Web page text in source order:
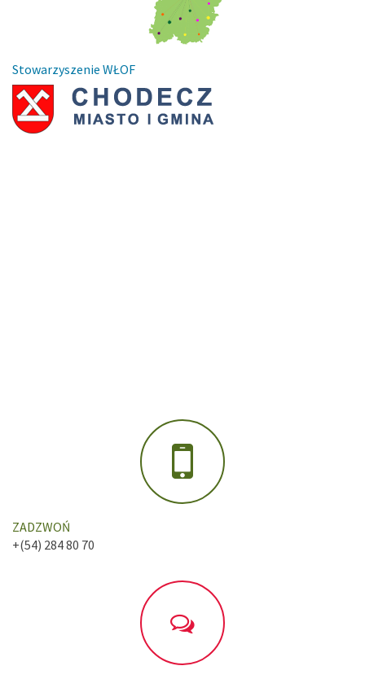
Stowarzyszenie WŁOF
ZADZWOŃ
+(54) 284 80 70